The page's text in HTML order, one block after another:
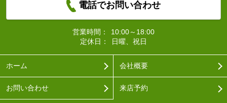
電話でお問い合わせ
営業時間：
10:00～18:00
定休日：
日曜、祝日
ホーム 会社概要
お問い合わせ 来店予約